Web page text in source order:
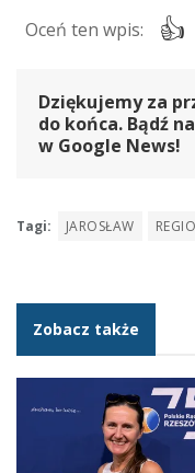
Dziękujemy za
do końca. Bądź
w Google News!
Tagi: JAROSŁAW
Zobacz także